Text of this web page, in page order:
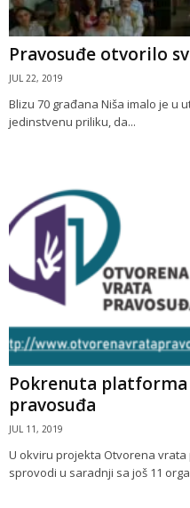
Pravosuđe otvorilo
JUL 22, 2019
Blizu 70 građana Niša imalo je u
jedinstvenu priliku, da...
Pokrenuta
pravosuđa
JUL 11, 2019
U okviru projekta Otvorena vrata
sprovodi u saradnji sa još 11